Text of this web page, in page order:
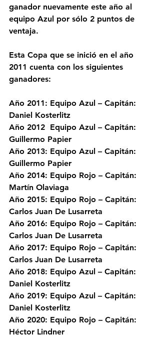
ganador nuevamente este año al
equipo Azul por sólo 2 puntos de
ventaja.
Esta Copa que se inició en el año
2011 cuenta con los siguientes
ganadores:
Año 2011: Equipo Azul – Capitán:
Daniel Kosterlitz
Año 2012  Equipo Azul – Capitán:
Guillermo Papier
Año 2013: Equipo Azul – Capitán:
Guillermo Papier
Año 2014: Equipo Rojo – Capitán:
Martín Olaviaga
Año 2015: Equipo Rojo – Capitán:
Carlos Juan De Lusarreta
Año 2016: Equipo Rojo – Capitán:
Carlos Juan De Lusarreta
Año 2017: Equipo Rojo – Capitán:
Carlos Juan De Lusarreta
Año 2018: Equipo Azul – Capitán:
Daniel Kosterlitz
Año 2019: Equipo Azul – Capitán:
Daniel Kosterlitz
Año 2020: Equipo Rojo – Capitán:
Héctor Lindner